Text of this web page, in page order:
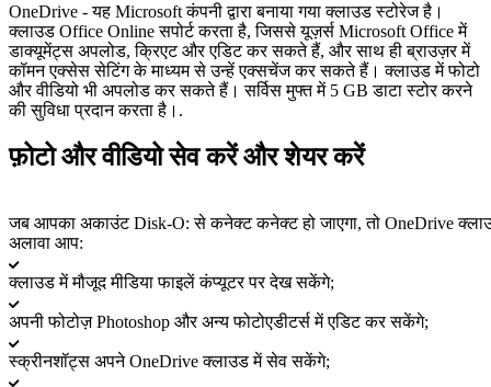
OneDrive - यह Microsoft कंपनी द्वारा बनाया गया क्लाउड स्टोरेज है।
क्लाउड Office Online सपोर्ट करता है, जिससे यूज़र्स Microsoft Office में
डाक्यूमेंट्स अपलोड, क्रिएट और एडिट कर सकते हैं, और साथ ही ब्राउज़र में
कॉमन एक्सेस सेटिंग के माध्यम से उन्हें एक्सचेंज कर सकते हैं। क्लाउड में फोटो
और वीडियो भी अपलोड कर सकते हैं। सर्विस मुफ्त में 5 GB डाटा स्टोर करने
की सुविधा प्रदान करता है।.
फ़ोटो और वीडियो सेव करें और शेयर करें
जब आपका अकाउंट Disk-O: से कनेक्ट कनेक्ट हो जाएगा, तो OneDrive
अलावा आप:
क्लाउड में मौजूद मीडिया फाइलें कंप्यूटर पर देख सकेंगे;
अपनी फोटोज़ Photoshop और अन्य फोटोएडीटर्स में एडिट कर सकेंगे;
स्क्रीनशॉट्स अपने OneDrive क्लाउड में सेव सकेंगे;